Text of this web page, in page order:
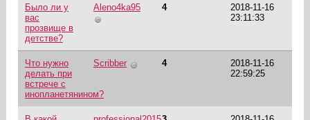
Было ли у
вас
прозвище в
детстве?
Aleno4ka95 4
2018-11-16
23:11:33
Что нужно
делать при
встрече с
инопланетянином?
Scribber 4
2018-11-16
22:59:25